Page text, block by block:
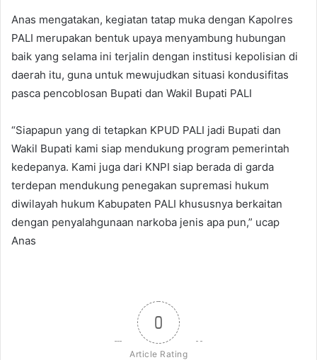
Anas mengatakan, kegiatan tatap muka dengan Kapolres
PALI merupakan bentuk upaya menyambung hubungan
baik yang selama ini terjalin dengan institusi kepolisian di
daerah itu, guna untuk mewujudkan situasi kondusifitas
pasca pencoblosan Bupati dan Wakil Bupati PALI
“Siapapun yang di tetapkan KPUD PALI jadi Bupati dan
Wakil Bupati kami siap mendukung program pemerintah
kedepanya. Kami juga dari KNPI siap berada di garda
terdepan mendukung penegakan supremasi hukum
diwilayah hukum Kabupaten PALI khususnya berkaitan
dengan penyalahgunaan narkoba jenis apa pun,” ucap
Anas
0
Article Rating